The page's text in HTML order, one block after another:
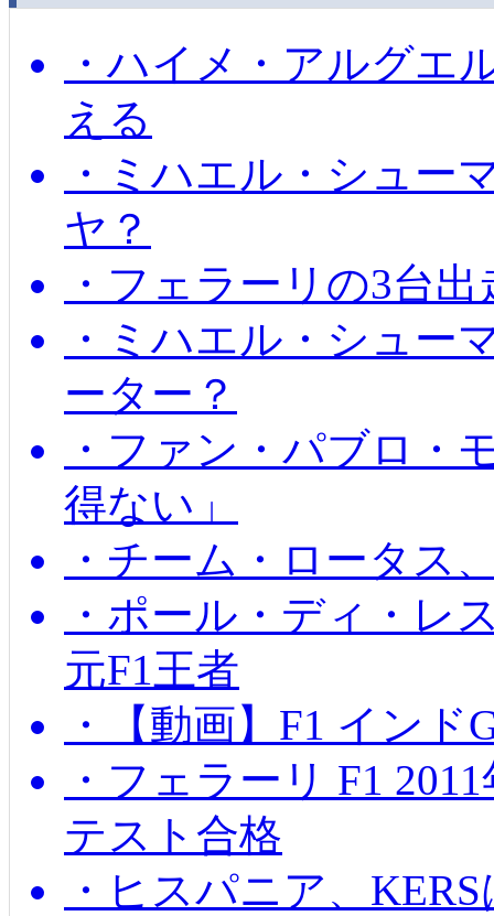
・ハイメ・アルグエ
える
・ミハエル・シュー
ヤ？
・フェラーリの3台
・ミハエル・シュー
ーター？
・ファン・パブロ・
得ない」
・チーム・ロータス
・ポール・ディ・レ
元F1王者
・【動画】F1 イン
・フェラーリ F1
テスト合格
・ヒスパニア、